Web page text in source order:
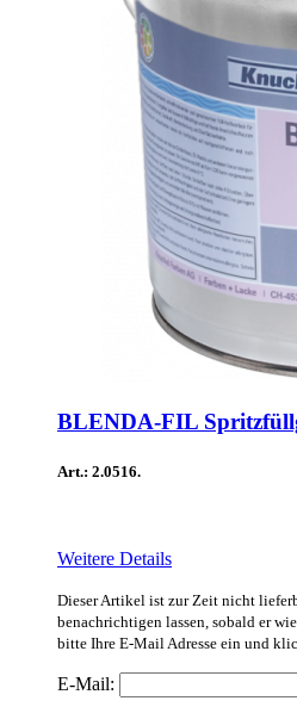
BLENDA-FIL
Art.: 2.0516.
Weitere Details
Dieser Artikel ist zur Zeit nicht
benachrichtigen lassen, sobald er
bitte Ihre E-Mail Adresse ein und
E-Mail: